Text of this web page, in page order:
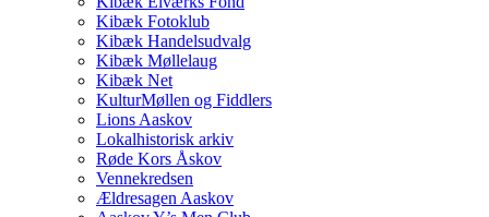
Kibæk Fotoklub
Kibæk Handelsudvalg
Kibæk Møllelaug
Kibæk Net
KulturMøllen og Fiddlers
Lions Aaskov
Lokalhistorisk arkiv
Røde Kors Åskov
Vennekredsen
Ældresagen Aaskov